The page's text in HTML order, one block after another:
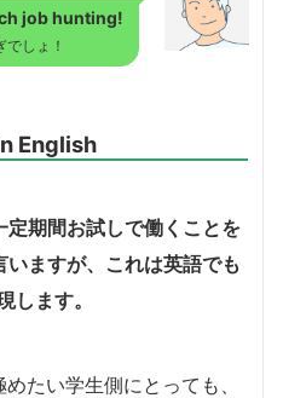
job hunting!
しょ！
English
期間お試しで働くことを
いますが、これは英語でも
ます。
たい学生側にとっても、